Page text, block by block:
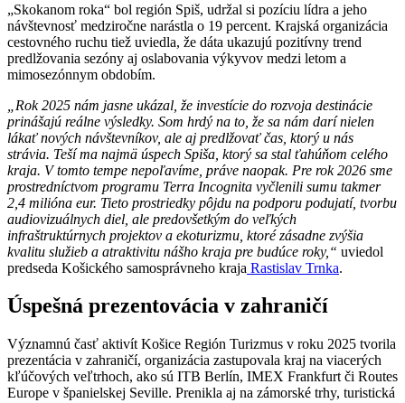
„Skokanom roka“ bol región Spiš, udržal si pozíciu lídra a jeho
návštevnosť medziročne narástla o 19 percent. Krajská organizácia
cestovného ruchu tiež uviedla, že dáta ukazujú pozitívny trend
predlžovania sezóny aj oslabovania výkyvov medzi letom a
mimosezónnym obdobím.
„Rok 2025 nám jasne ukázal, že investície do rozvoja destinácie
prinášajú reálne výsledky. Som hrdý na to, že sa nám darí nielen
lákať nových návštevníkov, ale aj predlžovať čas, ktorý u nás
strávia. Teší ma najmä úspech Spiša, ktorý sa stal ťahúňom celého
kraja. V tomto tempe nepoľavíme, práve naopak. Pre rok 2026 sme
prostredníctvom programu Terra Incognita vyčlenili sumu takmer
2,4 milióna eur. Tieto prostriedky pôjdu na podporu podujatí, tvorbu
audiovizuálnych diel, ale predovšetkým do veľkých
infraštruktúrnych projektov a ekoturizmu, ktoré zásadne zvýšia
kvalitu služieb a atraktivitu nášho kraja pre budúce roky,“ uviedol
predseda Košického samosprávneho kraja Rastislav Trnka.
Úspešná prezentovácia v zahraničí
Významnú časť aktivít Košice Región Turizmus v roku 2025 tvorila
prezentácia v zahraničí, organizácia zastupovala kraj na viacerých
kľúčových veľtrhoch, ako sú ITB Berlín, IMEX Frankfurt či Routes
Europe v španielskej Seville. Prenikla aj na zámorské trhy, turistická